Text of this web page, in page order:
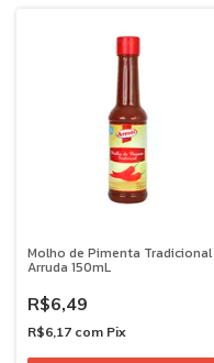
Molho de Pimenta Tradicional
Arruda 150mL
R$6,49
R$6,17 com Pix